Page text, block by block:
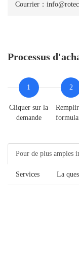
Courrier：
Processus
1
Cliquer sur la
demande
2
Pour de plus amples
Services La